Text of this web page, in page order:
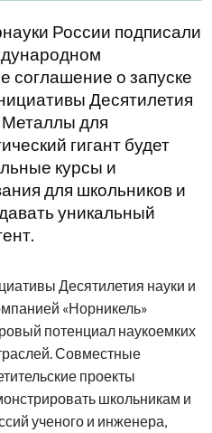
России подписали
соглашение о запуске
Десятилетия
для
гигант будет
курсы и
для школьников и
уникальный
Десятилетия науки и
«Норникель»
потенциал наукоемких
Совместные
проекты
школьникам и
ученого и инженера,